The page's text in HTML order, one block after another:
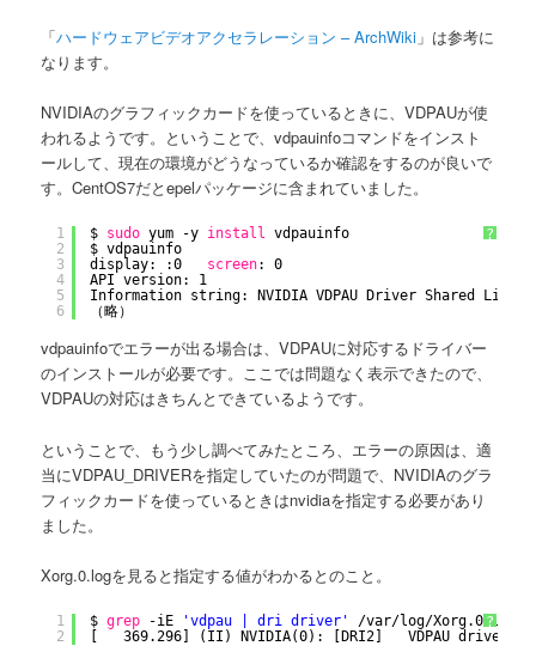
「ハードウェアビデオアクセラレーション – ArchWiki 」は参考に
なります。
NVIDIAのグラフィックカードを使っているときに、VDPAUが使
われるようです。ということで、vdpauinfoコマンドをインスト
ールして、現在の環境がどうなっているか確認をするのが良いで
す。CentOS7だとepelパッケージに含まれていました。
?
1
2
3
4
5
6
$ sudo yum -y install vdpauinfo
$ vdpauinfo
display: :0 screen: 0
API version: 1
Information string: NVIDIA VDPAU Driver Shared
（略）
vdpauinfoでエラーが出る場合は、VDPAUに対応するドライバー
のインストールが必要です。ここでは問題なく表示できたので、
VDPAUの対応はきちんとできているようです。
ということで、もう少し調べてみたところ、エラーの原因は、適
当にVDPAU_DRIVERを指定していたのが問題で、NVIDIAのグラ
フィックカードを使っているときはnvidiaを指定する必要があり
ました。
Xorg.0.logを見ると指定する値がわかるとのこと。
?
1
2
$ grep -iE 'vdpau | dri driver' /var/log/Xorg.0.log
[   369.296] (II) NVIDIA(0): [DRI2]   VDPAU driver: